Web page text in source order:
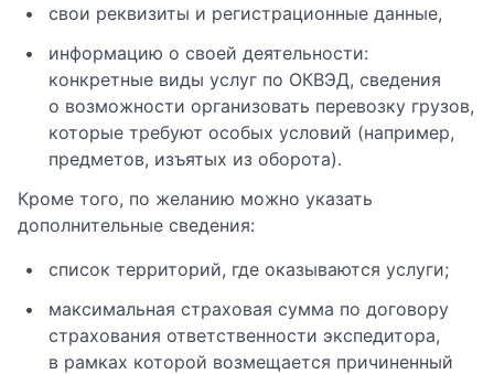
свои реквизиты и регистрационные данные,
информацию о своей деятельности:
конкретные виды услуг по ОКВЭД, сведения
о возможности организовать перевозку грузов,
которые требуют особых условий (например,
предметов, изъятых из оборота).
Кроме того, по желанию можно указать
дополнительные сведения:
список территорий, где оказываются услуги;
максимальная страховая сумма по договору
страхования ответственности экспедитора,
в рамках которой возмещается причиненный